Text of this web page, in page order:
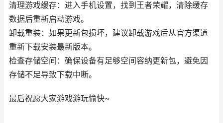
清理游戏缓存：进入手机设置，找到王者荣耀，清除缓存
数据后重新启动游戏。
卸载重装：如果更新包损坏，建议卸载游戏后从官方渠道
重新下载安装最新版本。
检查存储空间：确保设备有足够空间容纳更新包，避免因
存储不足导致下载中断。
最后祝愿大家游戏游玩愉快~